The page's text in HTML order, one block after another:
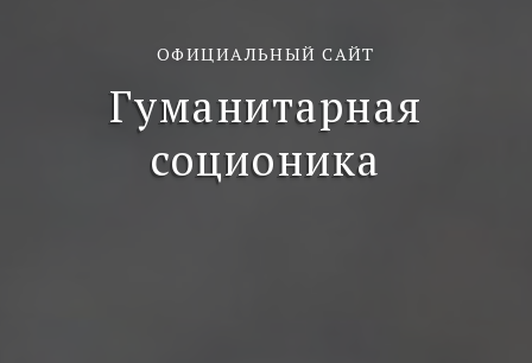
ОФИЦИАЛЬНЫЙ САЙТ
Гуманитарная
соционика